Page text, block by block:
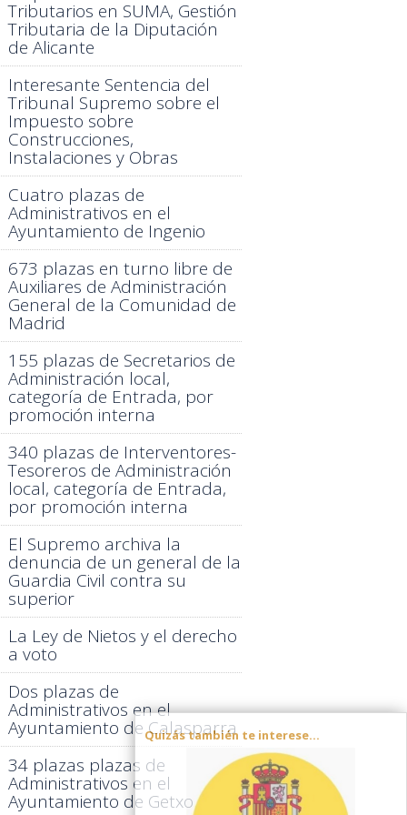
Tributarios en SUMA, Gestión
Tributaria de la Diputación
de Alicante
Interesante Sentencia del
Tribunal Supremo sobre el
Impuesto sobre
Construcciones,
Instalaciones y Obras
Cuatro plazas de
Administrativos en el
Ayuntamiento de Ingenio
673 plazas en turno libre de
Auxiliares de Administración
General de la Comunidad de
Madrid
155 plazas de Secretarios de
Administración local,
categoría de Entrada, por
promoción interna
340 plazas de Interventores-
Tesoreros de Administración
local, categoría de Entrada,
por promoción interna
El Supremo archiva la
denuncia de un general de la
Guardia Civil contra su
superior
La Ley de Nietos y el derecho
a voto
Dos plazas de
Administrativos en el
Ayuntamiento de Calasparra
34 plazas plazas de
Administrativos en el
Ayuntamiento de Getxo
Quizás también te interese...